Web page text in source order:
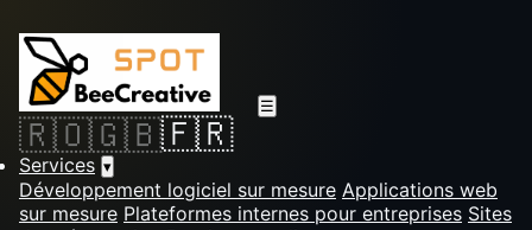
☰
🇷🇴🇬🇧🇫🇷
Services ▾
Développement logiciel sur mesure Applications web
sur mesure Plateformes internes pour entreprises Sites